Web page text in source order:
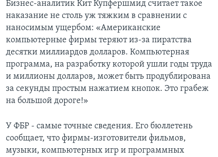
Бизнес-аналитик Кит Купфершмид считает такое
наказание не столь уж тяжким в сравнении с
наносимым ущербом: «Американские
компьютерные фирмы теряют из-за пиратства
десятки миллиардов долларов. Компьютерная
программа, на разработку которой ушли годы труда
и миллионы долларов, может быть продублирована
за секунды простым нажатием кнопок. Это грабеж
на большой дороге!»
У ФБР - самые точные сведения. Его бюллетень
сообщает, что фирмы-изготовители фильмов,
музыки, компьютерных игр и программных